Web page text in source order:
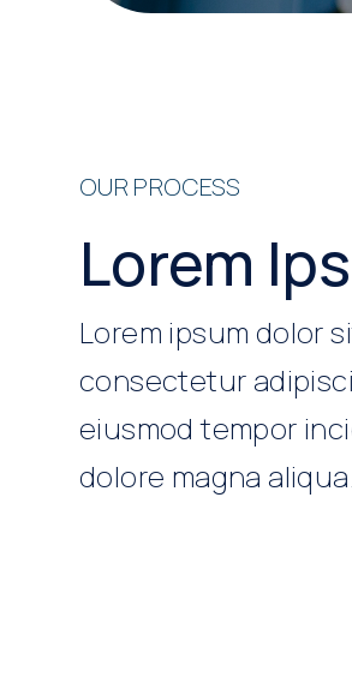
OUR PROCESS
Lorem
Lorem ipsum dolor
consectetur
eiusmod tempor
dolore magna aliqua.